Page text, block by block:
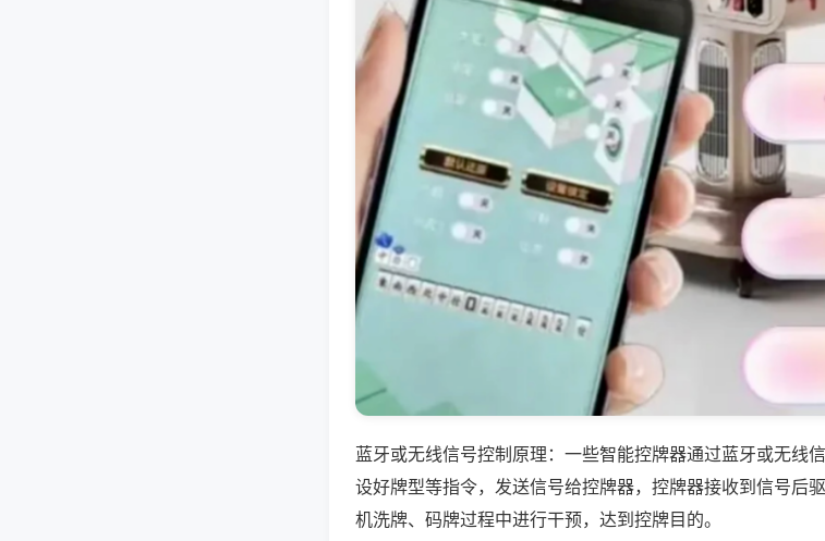
蓝牙或无线信号控制原理：一些智能控牌器通过蓝牙或无线
设好牌型等指令，发送信号给控牌器，控牌器接收到信号后
机洗牌、码牌过程中进行干预，达到控牌目的。